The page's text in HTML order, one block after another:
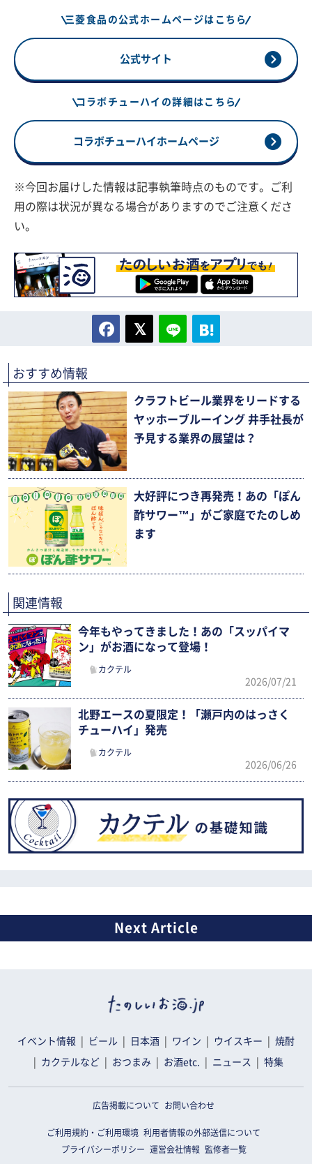
三菱食品の公式ホームページはこちら
公式サイト
コラボチューハイの詳細はこちら
コラボチューハイホームページ
※今回お届けした情報は記事執筆時点のものです。ご利
用の際は状況が異なる場合がありますのでご注意くださ
い。
おすすめ情報
クラフトビール業界をリードする
ヤッホーブルーイング 井手社長が
予見する業界の展望は？
大好評につき再発売！あの「ぽん
酢サワー™」がご家庭でたのしめ
ます
関連情報
今年もやってきました！あの「スッパイマ
ン」がお酒になって登場！
カクテル
2026/07/21
北野エースの夏限定！「瀬戸内のはっさく
チューハイ」発売
カクテル
2026/06/26
イベント情報 ビール 日本酒 ワイン ウイスキー 焼酎
カクテルなど おつまみ お酒etc. ニュース 特集
広告掲載について お問い合わせ
ご利用規約・ご利用環境 利用者情報の外部送信について
プライバシーポリシー
運営会社情報 監修者一覧